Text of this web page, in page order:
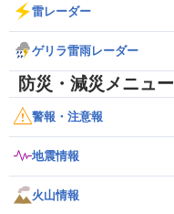
雷レーダー
ゲリラ雷雨レーダー
防災・減災メニュー
警報・注意報
地震情報
火山情報